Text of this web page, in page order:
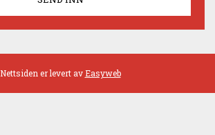
Nettsiden er levert avEasyweb